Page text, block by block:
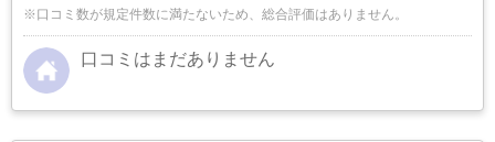
※口コミ数が規定件数に満たないため、総合評価はありません。
口コミはまだありません